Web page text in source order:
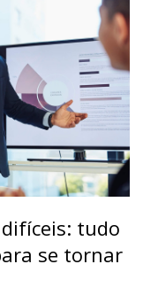
tudo
se tornar